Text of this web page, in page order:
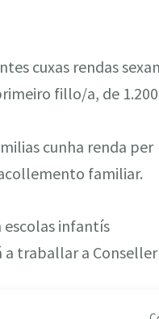
cuxas rendas sexan
fillo/a, de
cunha renda per
familiar.
escolas infantís
a traballar a